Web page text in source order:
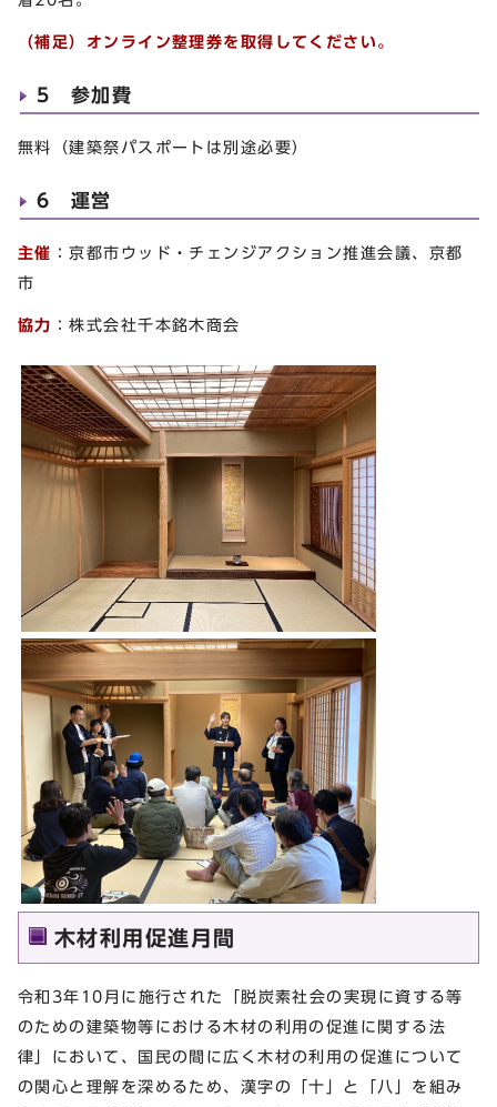
（補足）オンライン整理券を取得してください。
5 参加費
無料（建築祭パスポートは別途必要）
6 運営
主催 ：京都市ウッド・チェンジアクション推進会議、京都
市
協力 ：株式会社千本銘木商会
木材利用促進月間
令和3年10月に施行された「脱炭素社会の実現に資する等
のための建築物等における木材の利用の促進に関する法
律」において、国民の間に広く木材の利用の促進について
の関心と理解を深めるため、漢字の「十」と「八」を組み